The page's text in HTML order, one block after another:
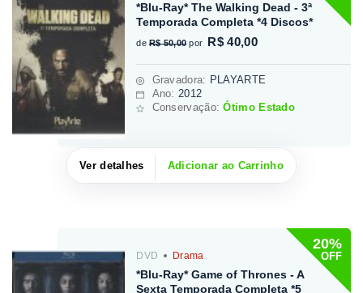
*Blu-Ray* The Walking Dead - 3ª
Temporada Completa *4 Discos*
de R$ 50,00 por R$ 40,00
Gravadora: PLAYARTE
Ano: 2012
Conservação:Ótimo Estado
Ver detalhes Adicionar ao Carrinho
20%
OFF
DVD Drama
*Blu-Ray* Game of Thrones - A
Sexta Temporada Completa *5